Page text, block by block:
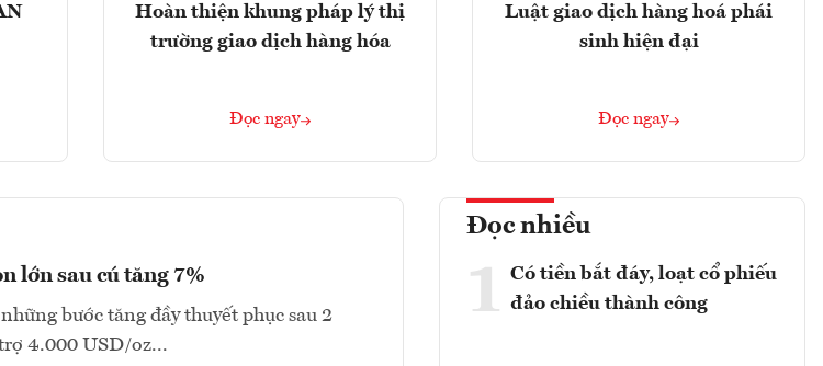
Hoàn thiện khung pháp lý thị
trường giao dịch hàng hóa
Đọc ngay
Luật giao dịch hàng hoá phái
sinh hiện đại
Đọc ngay
lớn sau cú tăng 7%
bước tăng đầy thuyết phục sau 2
4.000 USD/oz...
Đọc nhiều
1 Có tiền bắt đáy, loạt cổ phiếu
đảo chiều thành công